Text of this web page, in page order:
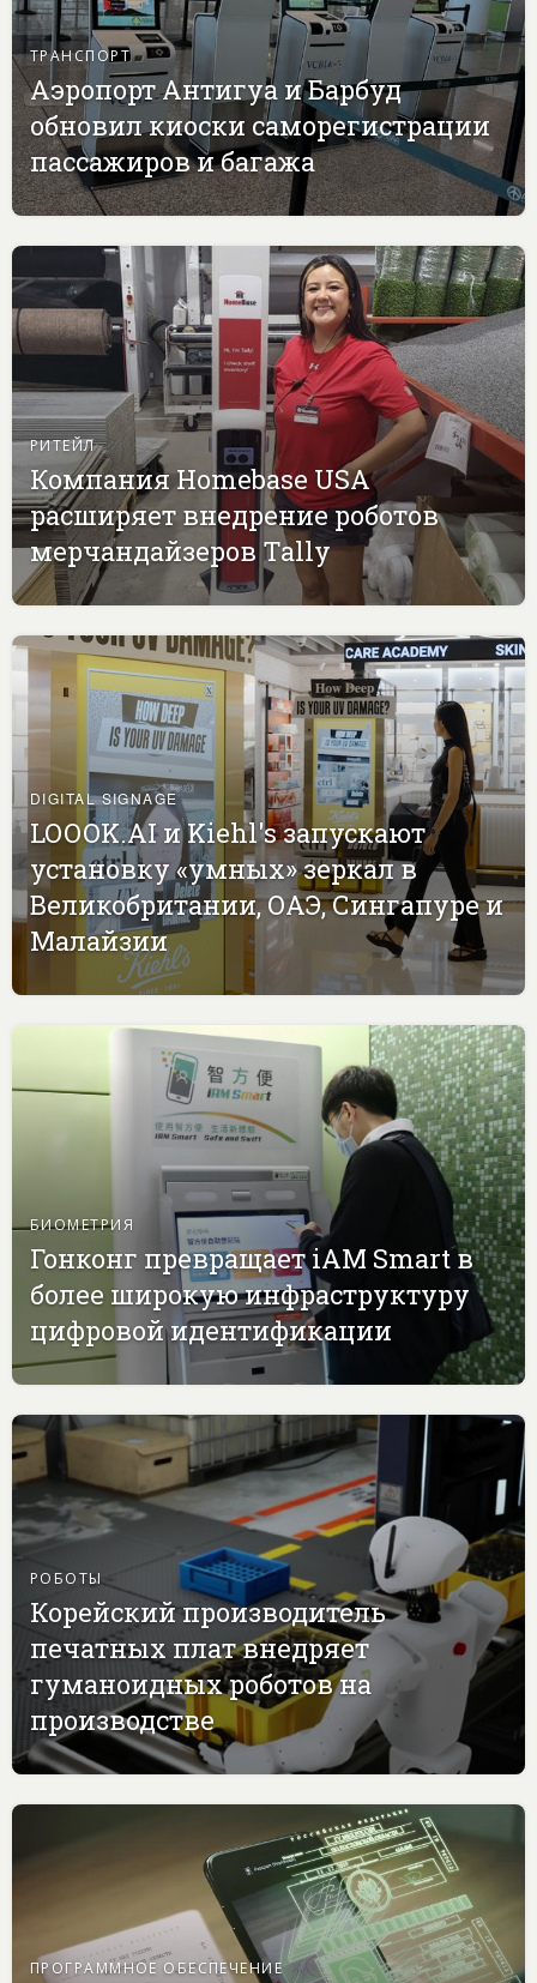
ТРАНСПОРТ
Аэропорт Антигуа и Барбуд
обновил киоски саморегистрации
пассажиров и багажа
РИТЕЙЛ
Компания Homebase USA
расширяет внедрение роботов
мерчандайзеров Tally
DIGITAL SIGNAGE
LOOOK.AI и Kiehl's запускают
установку «умных» зеркал в
Великобритании, ОАЭ, Сингапуре и
Малайзии
БИОМЕТРИЯ
Гонконг превращает iAM Smart в
более широкую инфраструктуру
цифровой идентификации
РОБОТЫ
Корейский производитель
печатных плат внедряет
гуманоидных роботов на
производстве
ПРОГРАММНОЕ ОБЕСПЕЧЕНИЕ